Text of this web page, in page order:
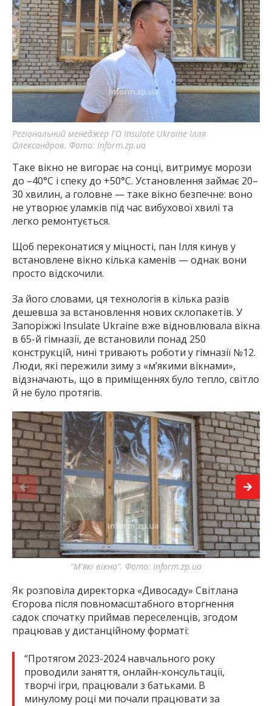
Регіональний менеджер ГО Insulate Ukraine Ілля
Олександров. Фото: Inform.zp.ua
Таке вікно не вигорає на сонці, витримує морози
до –40°C і спеку до +50°C. Установлення займає 20–
30 хвилин, а головне — таке вікно безпечне: воно
не утворює уламків під час вибухової хвилі та
легко ремонтується.
Щоб переконатися у міцності, пан Ілля кинув у
встановлене вікно кілька каменів — однак вони
просто відскочили.
За його словами, ця технологія в кілька разів
дешевша за встановлення нових склопакетів. У
Запоріжжі Insulate Ukraine вже відновлювала вікна
в 65-й гімназії, де встановили понад 250
конструкцій, нині тривають роботи у гімназії №12.
Люди, які пережили зиму з «м’якими вікнами»,
відзначають, що в приміщеннях було тепло, світло
й не було протягів.
"М'які вікна". Фото: Inform.zp.ua
Як розповіла директорка «Дивосаду» Світлана
Єгорова після повномасштабного вторгнення
садок спочатку приймав переселенців, згодом
працював у дистанційному форматі:
“Протягом 2023-2024 навчального року
проводили заняття, онлайн-консультації,
творчі ігри, працювали з батьками. В
минулому році ми почали працювати за